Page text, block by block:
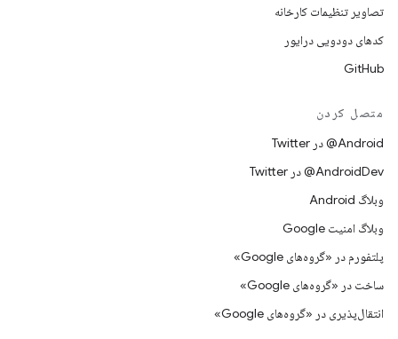
تصاویر تنظیمات کارخانه
کدهای دودویی درایور
GitHub
متصل کردن
Android@ در Twitter
AndroidDev@ در Twitter
وبلاگ Android
وبلاگ امنیت Google
پلتفورم در «گروه‌های Google»
ساخت در «گروه‌های Google»
انتقال‌پذیری در «گروه‌های Google»